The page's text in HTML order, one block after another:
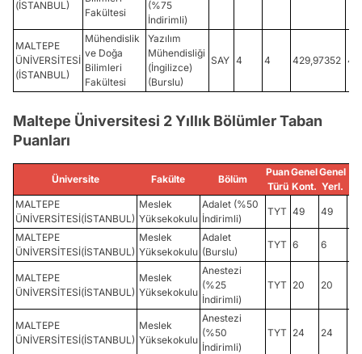
(İSTANBUL)
Fakültesi
(%75
İndirimli)
MALTEPE
ÜNİVERSİTESİ
(İSTANBUL)
Mühendislik
ve Doğa
Bilimleri
Fakültesi
Yazılım
Mühendisliği
(İngilizce)
(Burslu)
SAY 4 4 429,97352
Maltepe Üniversitesi 2 Yıllık Bölümler Taban
Puanları
Üniversite Fakülte Bölüm
Puan
Türü
Genel
Kont.
Genel
Yerl.
MALTEPE
ÜNİVERSİTESİ(İSTANBUL)
Meslek
Yüksekokulu
Adalet (%50
İndirimli)
TYT 49 49
MALTEPE
ÜNİVERSİTESİ(İSTANBUL)
Meslek
Yüksekokulu
Adalet
(Burslu)
TYT 6 6
MALTEPE
ÜNİVERSİTESİ(İSTANBUL)
Meslek
Yüksekokulu
Anestezi
(%25
İndirimli)
TYT 20 20
MALTEPE
ÜNİVERSİTESİ(İSTANBUL)
Meslek
Yüksekokulu
Anestezi
(%50
İndirimli)
TYT 24 24